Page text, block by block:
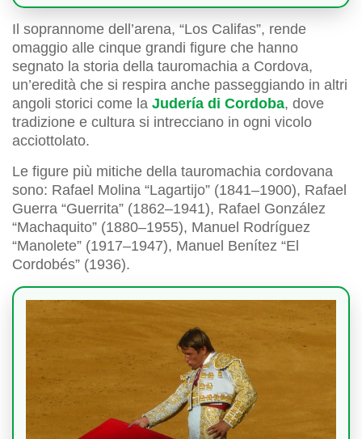
Il soprannome dell’arena, “Los Califas”, rende
omaggio alle cinque grandi figure che hanno
segnato la storia della tauromachia a Cordova,
un’eredità che si respira anche passeggiando in altri
angoli storici come la Judería di Cordoba, dove
tradizione e cultura si intrecciano in ogni vicolo
acciottolato.
Le figure più mitiche della tauromachia cordovana
sono: Rafael Molina “Lagartijo” (1841–1900), Rafael
Guerra “Guerrita” (1862–1941), Rafael González
“Machaquito” (1880–1955), Manuel Rodríguez
“Manolete” (1917–1947), Manuel Benítez “El
Cordobés” (1936).